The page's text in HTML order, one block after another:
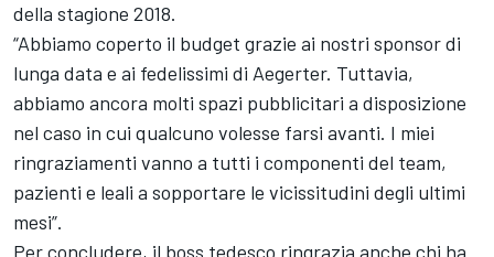
della stagione 2018.
“Abbiamo coperto il budget grazie ai nostri sponsor di
lunga data e ai fedelissimi di Aegerter. Tuttavia,
abbiamo ancora molti spazi pubblicitari a disposizione
nel caso in cui qualcuno volesse farsi avanti. I miei
ringraziamenti vanno a tutti i componenti del team,
pazienti e leali a sopportare le vicissitudini degli ultimi
mesi”.
Per concludere, il boss tedesco ringrazia anche chi ha